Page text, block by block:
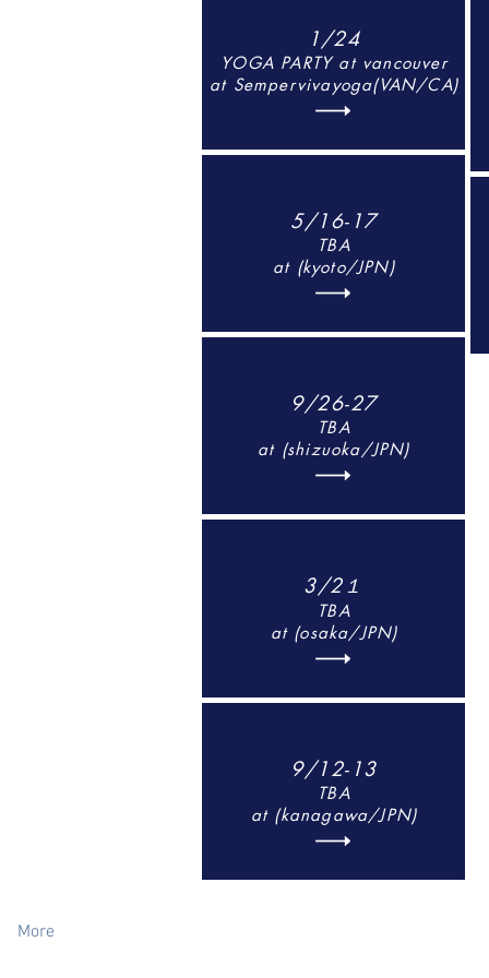
1/24
YOGA PARTY at vancouver
at Sempervivayoga(VAN/CA)
5/16-17
TBA
at (kyoto/JPN)
9/26-27
TBA
at (shizuoka/JPN)
3/2１
TBA
at (osaka/JPN)
9/12-13
TBA
at (kanagawa/JPN)
More